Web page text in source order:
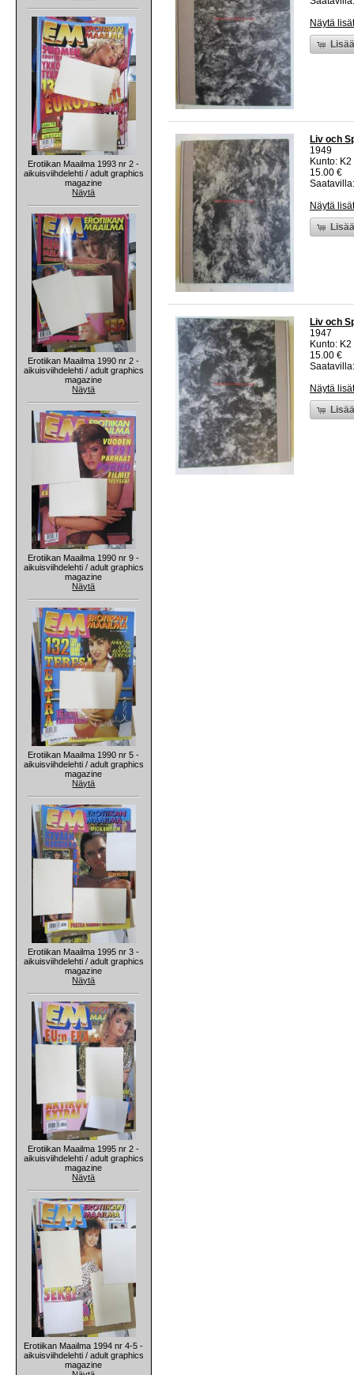
Erotiikan Maailma 1993 nr 2 -
aikuisviihdelehti / adult graphics
magazine
Näytä
Erotiikan Maailma 1990 nr 2 -
aikuisviihdelehti / adult graphics
magazine
Näytä
Erotiikan Maailma 1990 nr 9 -
aikuisviihdelehti / adult graphics
magazine
Näytä
Erotiikan Maailma 1990 nr 5 -
aikuisviihdelehti / adult graphics
magazine
Näytä
Erotiikan Maailma 1995 nr 3 -
aikuisviihdelehti / adult graphics
magazine
Näytä
Erotiikan Maailma 1995 nr 2 -
aikuisviihdelehti / adult graphics
magazine
Näytä
Erotiikan Maailma 1994 nr 4-5 -
aikuisviihdelehti / adult graphics
magazine
Näytä
Liv och
1949
Kunto:
15.00 €
Näytä
Liv och
1947
Kunto:
15.00 €
Näytä